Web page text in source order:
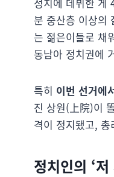
분 중산층 이상의
는 젊은이들로 채
동남아 정치권에
특히 이번 선거에
진 상원(上院)이
격이 정지됐고,
정치인의 ‘